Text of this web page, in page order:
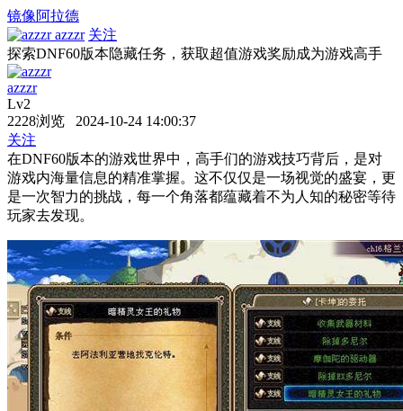
镜像阿拉德
azzzr 关注
探索DNF60版本隐藏任务，获取超值游戏奖励成为游戏高手
azzzr
Lv2
2228浏览 2024-10-24 14:00:37
关注
在DNF60版本的游戏世界中，高手们的游戏技巧背后，是对
游戏内海量信息的精准掌握。这不仅仅是一场视觉的盛宴，更
是一次智力的挑战，每一个角落都蕴藏着不为人知的秘密等待
玩家去发现。